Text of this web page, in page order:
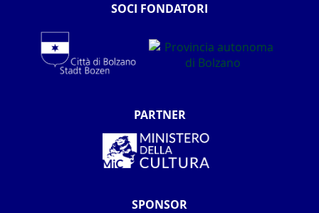
SOCI FONDATORI
PARTNER
SPONSOR